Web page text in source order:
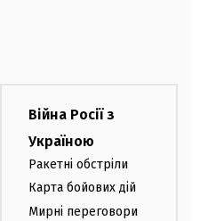
Війна Росії з
Україною
Ракетні обстріли
Карта бойових дій
Мирні переговори